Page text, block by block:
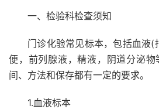
一、检验科检查须知
门诊化验常见标本，包括血液
便，前列腺液，精液，阴道分泌
间、方法和保存都有一定的要求。
1.血液标本